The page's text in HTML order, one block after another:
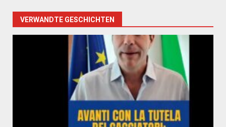
VERWANDTE GESCHICHTEN